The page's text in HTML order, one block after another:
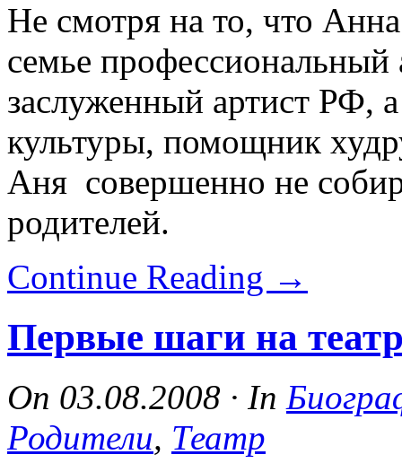
Не смотря на то, что
семье
заслуженный артист РФ,
культуры, помощник
Аня совершенно не
родителей.
Continue Reading →
Первые шаги на
On 03.08.2008 · In
Родители, Театр